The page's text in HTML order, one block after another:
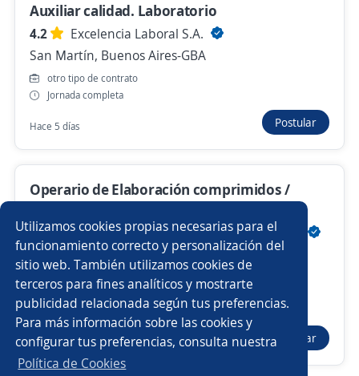
Utilizamos cookies propias necesarias para el
funcionamiento correcto y personalización del
sitio web. También utilizamos cookies de
terceros para fines analíticos y mostrarte
publicidad relacionada según tus preferencias.
Para más información sobre las cookies y
configurar tus preferencias, consulta nuestra
Política de Cookies
Anterior
Nuevas ofertas de empleo Avísame
Empleos similares
Operario/a de depósito Operario/a Carpintero/a
Operario de producción Operario/a de playa
Operador/a de cctv Metalúrgica Empleado
Liquidador/a de sueldos Operario/a de producción
Tornero/a Personal de limpieza
Buscar es más fácil en la app
CT App Abrir
Auxiliar calidad. Laboratorio
4.2
Excelencia Laboral S.A.
San Martín, Buenos Aires-GBA
otro tipo de contrato
Jornada completa
Hace 5 días Postular
Operario de Elaboración comprimidos /
4.2
Servicio Personal Eventual (Decide SRL)
Villa Martelli, Buenos Aires-GBA
$ 60.000,00 (Mensual)
contrato eventual
Jornada completa
Hace 1 hora Postular